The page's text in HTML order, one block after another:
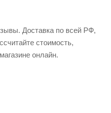
Доставка по всей РФ,
стоимость,
онлайн.